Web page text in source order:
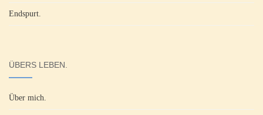
Endspurt.
ÜBERS LEBEN.
Über mich.